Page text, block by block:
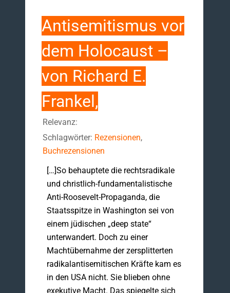
Antisemitismus vor
dem Holocaust –
von Richard E.
Frankel,
Relevanz:
Schlagwörter: Rezensionen,
Buchrezensionen
[…]So behauptete die rechtsradikale
und christlich-fundamentalistische
Anti-Roosevelt-Propaganda, die
Staatsspitze in Washington sei von
einem jüdischen „deep state“
unterwandert. Doch zu einer
Machtübernahme der zersplitterten
radikalantisemitischen Kräfte kam es
in den USA nicht. Sie blieben ohne
exekutive Macht. Das spiegelte sich